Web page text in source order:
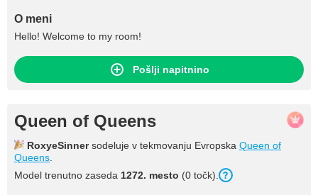
O meni
Hello! Welcome to my room!
Pošlji napitnino
Queen of Queens
RoxyeSinner sodeluje v tekmovanju Evropska Queen of
Queens
Model trenutno zaseda 1272. mesto (0 točk).